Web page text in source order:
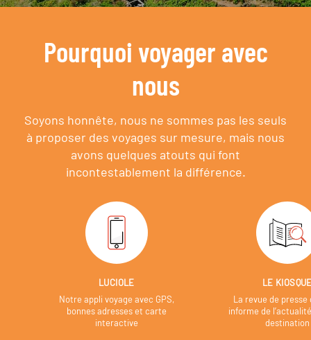
Pourquoi voyager avec
nous
Soyons honnête, nous ne sommes pas les seuls
à proposer des voyages sur mesure, mais nous
avons quelques atouts qui font
incontestablement la différence.
LUCIOLE
Notre appli voyage avec GPS,
bonnes adresses et carte
interactive
LE
La revue de presse
informe de
destination